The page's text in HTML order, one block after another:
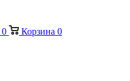
0 Корзина 0